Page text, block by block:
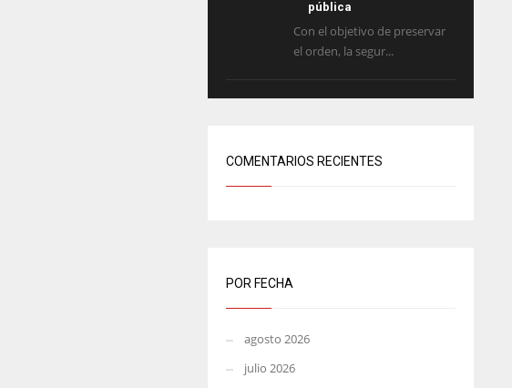
pública
Con el objetivo de preservar
el orden, la segur...
COMENTARIOS RECIENTES
POR FECHA
agosto 2026
julio 2026